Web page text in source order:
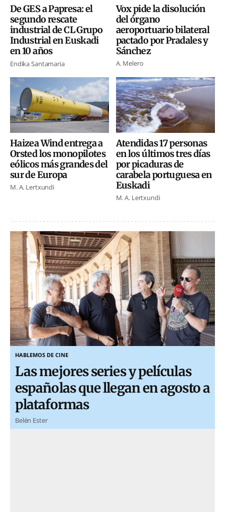
De GES a Papresa: el
segundo rescate
industrial de CL Grupo
Industrial en Euskadi
en 10 años
Endika Santamaria
Vox pide la disolución
del órgano
aeroportuario bilateral
pactado por Pradales y
Sánchez
A. Melero
Haizea Wind entrega a
Orsted los monopilotes
eólicos más grandes del
sur de Europa
M. A. Lertxundi
Atendidas 17 personas
en los últimos tres días
por picaduras de
carabela portuguesa en
Euskadi
M. A. Lertxundi
HABLEMOS DE CINE
Las mejores series y películas
españolas que llegan en agosto a
plataformas
Belén Ester